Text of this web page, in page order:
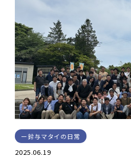
鈴与マタイの日常
2025.06.19